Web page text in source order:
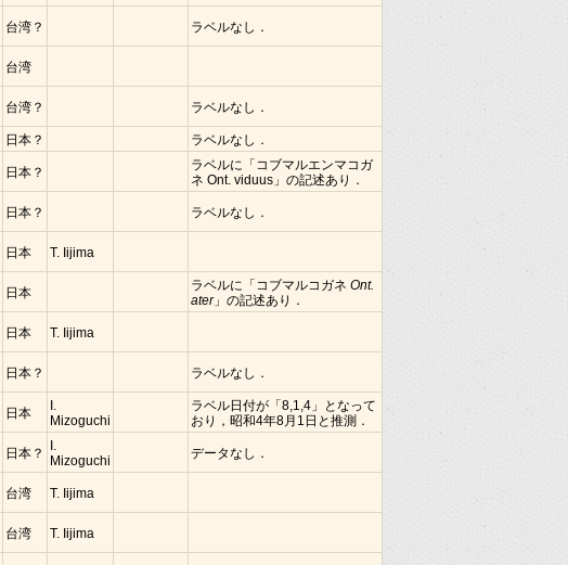
台湾？ ラベルなし．
台湾
台湾？ ラベルなし．
日本？ ラベルなし．
日本？
ラベルに「コブマルエンマコガ
ネ Ont. viduus」の記述あり．
日本？ ラベルなし．
日本 T. Iijima
日本 ラベルに「コブマルコガネ Ont.
ater」の記述あり．
日本 T. Iijima
日本？ ラベルなし．
日本
I.
Mizoguchi
ラベル日付が「8,1,4」となって
おり，昭和4年8月1日と推測．
日本？
I.
Mizoguchi
データなし．
台湾 T. Iijima
台湾 T. Iijima